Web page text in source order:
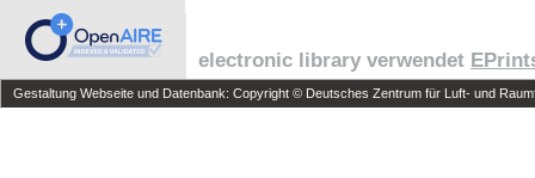
electronic library verwendet
Gestaltung Webseite und Datenbank: Copyright © Deutsches Zentrum für Luft- und